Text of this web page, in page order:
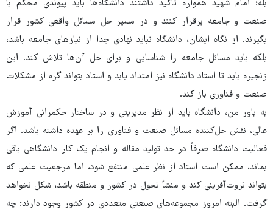
بله؛ امام شهید همواره تأکید داشتند دانشگاه‌ها باید پیوندی محکم با
صنعت و جامعه برقرار کنند و در مسیر حل مسائل واقعی کشور قرار
بگیرند. از نگاه ایشان، دانشگاه نباید نهادی جدا از نیازهای جامعه باشد،
بلکه باید مسائل جامعه را شناسایی و برای حل آن‌ها تلاش کند. این
زنجیره باید تا استاد دانشگاه نیز امتداد یابد و استاد بتواند گره از مشکلات
صنعت و فناوری باز کند.
به باور من، دانشگاه باید از نظر مدیریتی و در ساختار حکمرانی آموزش
عالی، نقش حل‌کننده مسائل صنعت و فناوری را بر عهده داشته باشد. اگر
فعالیت دانشگاه صرفاً در حد تولید مقاله و انجام یک کار دانشگاهی باقی
بماند، ممکن است استاد از نظر علمی منتفع شود، اما مرجعیت علمی‌ که
بتواند ثروت‌آفرینی کند و منشأ تحول در کشور و منطقه باشد، شکل نخواهد
گرفت. البته امروز مجموعه‌های صنعتی متعددی در کشور وجود دارند؛ چه